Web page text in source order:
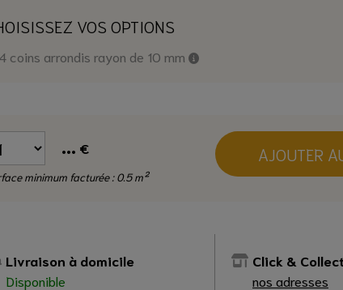
VOS OPTIONS
4 coins arrondis rayon de 10 mm
... €
minimum facturée : 0.5 m²
AJOUTER
Livraison à domicile
Disponible
Click &
nos adresses